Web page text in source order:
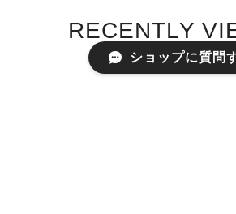
RECENTLY
最近チェックした商
ショップに質問